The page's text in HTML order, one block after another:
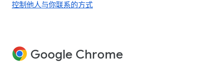
控制他人与你联系的方式
Google Chrome